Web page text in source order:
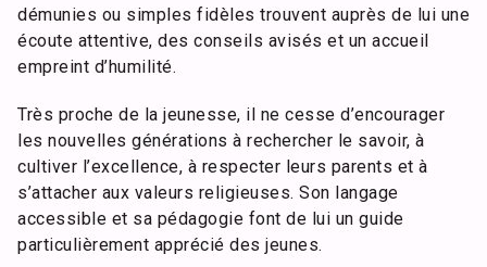
démunies ou simples fidèles trouvent auprès de lui une
écoute attentive, des conseils avisés et un accueil
empreint d’humilité.
Très proche de la jeunesse, il ne cesse d’encourager
les nouvelles générations à rechercher le savoir, à
cultiver l’excellence, à respecter leurs parents et à
s’attacher aux valeurs religieuses. Son langage
accessible et sa pédagogie font de lui un guide
particulièrement apprécié des jeunes.